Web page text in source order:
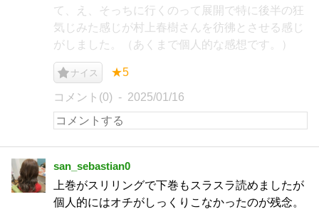
て、え、そっちに行くのって展開で特に後半の狂
気じみた感じが村上春樹さんを彷彿とさせる感じ
がしました。（あくまで個人的な感想です。）
ナイス ★5
コメント(0) 2025/01/16
san_sebastian0
上巻がスリリングで下巻もスラスラ読めましたが
個人的にはオチがしっくりこなかったのが残念。